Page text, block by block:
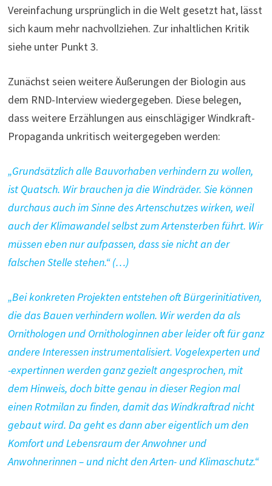
Vereinfachung ursprünglich in die Welt gesetzt hat, lässt
sich kaum mehr nachvollziehen. Zur inhaltlichen Kritik
siehe unter Punkt 3.
Zunächst seien weitere Äußerungen der Biologin aus
dem RND-Interview wiedergegeben. Diese belegen,
dass weitere Erzählungen aus einschlägiger Windkraft-
Propaganda unkritisch weitergegeben werden:
„Grundsätzlich alle Bauvorhaben verhindern zu wollen,
ist Quatsch. Wir brauchen ja die Windräder. Sie können
durchaus auch im Sinne des Artenschutzes wirken, weil
auch der Klimawandel selbst zum Artensterben führt. Wir
müssen eben nur aufpassen, dass sie nicht an der
falschen Stelle stehen.“ (…)
„Bei konkreten Projekten entstehen oft Bürgerinitiativen,
die das Bauen verhindern wollen. Wir werden da als
Ornithologen und Ornithologinnen aber leider oft für ganz
andere Interessen instrumentalisiert. Vogelexperten und
-expertinnen werden ganz gezielt angesprochen, mit
dem Hinweis, doch bitte genau in dieser Region mal
einen Rotmilan zu finden, damit das Windkraftrad nicht
gebaut wird. Da geht es dann aber eigentlich um den
Komfort und Lebensraum der Anwohner und
Anwohnerinnen – und nicht den Arten- und Klimaschutz.“